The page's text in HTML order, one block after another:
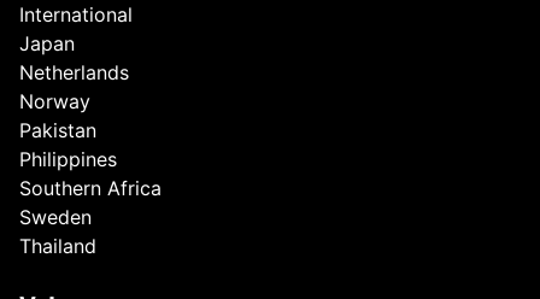
International
Japan
Netherlands
Norway
Pakistan
Philippines
Southern Africa
Sweden
Thailand